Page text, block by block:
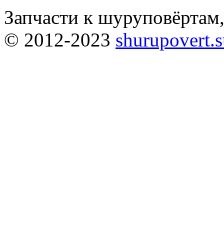
Запчасти к
© 2012-2023